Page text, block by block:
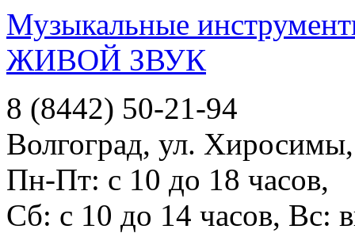
Музыкальные
ЖИВОЙ ЗВУК
8 (8442) 50-21-94
Волгоград, ул.
Пн-Пт: с 10 до 18 часов,
Сб: с 10 до 14 часов, Вс: